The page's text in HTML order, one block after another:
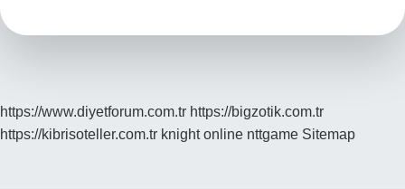
https://www.diyetforum.com.tr https://bigzotik.com.tr
https://kibrisoteller.com.tr knight online nttgame Sitemap